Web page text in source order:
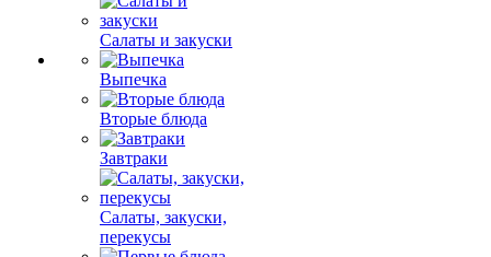
Салаты и закуски
Выпечка
Вторые блюда
Завтраки
Салаты, закуски,
перекусы